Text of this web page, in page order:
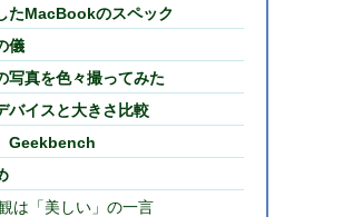
たMacBookのスペック
儀
写真を色々撮ってみた
バイスと大きさ比較
Geekbench
は「美しい」の一言